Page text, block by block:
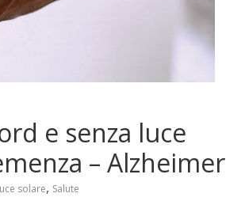
e senza luce
– Alzheimer
solare, Salute